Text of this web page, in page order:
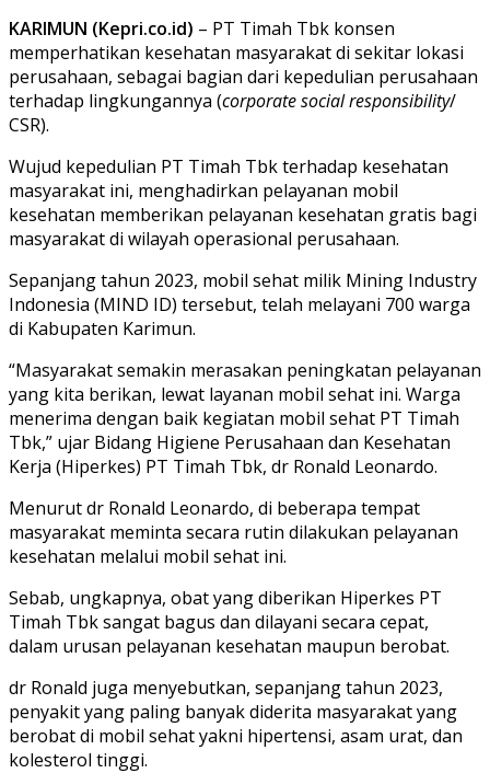
KARIMUN (Kepri.co.id) – PT Timah Tbk konsen
memperhatikan kesehatan masyarakat di sekitar lokasi
perusahaan, sebagai bagian dari kepedulian perusahaan
terhadap lingkungannya (corporate social responsibility/
CSR).
Wujud kepedulian PT Timah Tbk terhadap kesehatan
masyarakat ini, menghadirkan pelayanan mobil
kesehatan memberikan pelayanan kesehatan gratis bagi
masyarakat di wilayah operasional perusahaan.
Sepanjang tahun 2023, mobil sehat milik Mining Industry
Indonesia (MIND ID) tersebut, telah melayani 700 warga
di Kabupaten Karimun.
“Masyarakat semakin merasakan peningkatan pelayanan
yang kita berikan, lewat layanan mobil sehat ini. Warga
menerima dengan baik kegiatan mobil sehat PT Timah
Tbk,” ujar Bidang Higiene Perusahaan dan Kesehatan
Kerja (Hiperkes) PT Timah Tbk, dr Ronald Leonardo.
Menurut dr Ronald Leonardo, di beberapa tempat
masyarakat meminta secara rutin dilakukan pelayanan
kesehatan melalui mobil sehat ini.
Sebab, ungkapnya, obat yang diberikan Hiperkes PT
Timah Tbk sangat bagus dan dilayani secara cepat,
dalam urusan pelayanan kesehatan maupun berobat.
dr Ronald juga menyebutkan, sepanjang tahun 2023,
penyakit yang paling banyak diderita masyarakat yang
berobat di mobil sehat yakni hipertensi, asam urat, dan
kolesterol tinggi.